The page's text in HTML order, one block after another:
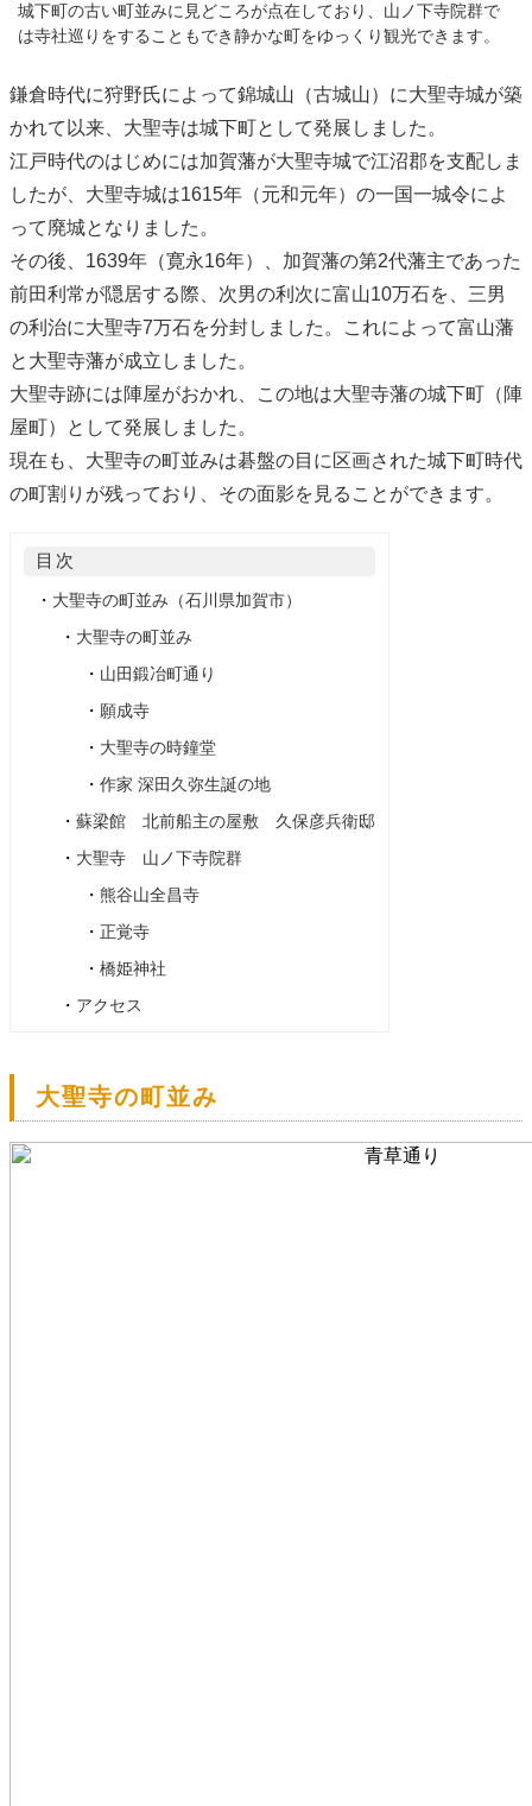
城下町の古い町並みに見どころが点在しており、山ノ下寺院群で
は寺社巡りをすることもでき静かな町をゆっくり観光できます。
鎌倉時代に狩野氏によって錦城山（古城山）に大聖寺城が築
かれて以来、大聖寺は城下町として発展しました。
江戸時代のはじめには加賀藩が大聖寺城で江沼郡を支配しま
したが、大聖寺城は1615年（元和元年）の一国一城令によ
って廃城となりました。
その後、1639年（寛永16年）、加賀藩の第2代藩主であった
前田利常が隠居する際、次男の利次に富山10万石を、三男
の利治に大聖寺7万石を分封しました。これによって富山藩
と大聖寺藩が成立しました。
大聖寺跡には陣屋がおかれ、この地は大聖寺藩の城下町（陣
屋町）として発展しました。
現在も、大聖寺の町並みは碁盤の目に区画された城下町時代
の町割りが残っており、その面影を見ることができます。
目次
・ 大聖寺の町並み（石川県加賀市）
・ 大聖寺の町並み
・ 山田鍛冶町通り
・ 願成寺
・ 大聖寺の時鐘堂
・ 作家 深田久弥生誕の地
・ 蘇梁館 北前船主の屋敷 久保彦兵衛邸
・ 大聖寺 山ノ下寺院群
・ 熊谷山全昌寺
・ 正覚寺
・ 橋姫神社
・ アクセス
大聖寺の町並み